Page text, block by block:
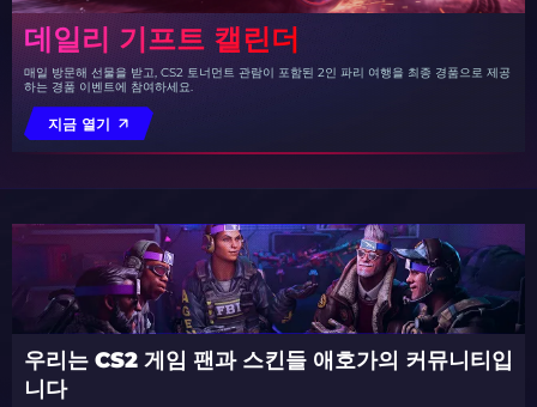
데일리 기프트 캘린더
매일 방문해 선물을 받고, CS2 토너먼트 관람이 포함된 2인 파리 여행을 최종 경품으로 제공
하는 경품 이벤트에 참여하세요.
지금 열기
우리는 CS2 게임 팬과 스킨들 애호가의 커뮤니티입
니다